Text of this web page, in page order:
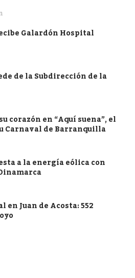
Galardón Hospital
de la Subdirección de la
corazón en “Aquí suena”, el
Carnaval de Barranquilla
a la energía eólica con
Juan de Acosta: 552